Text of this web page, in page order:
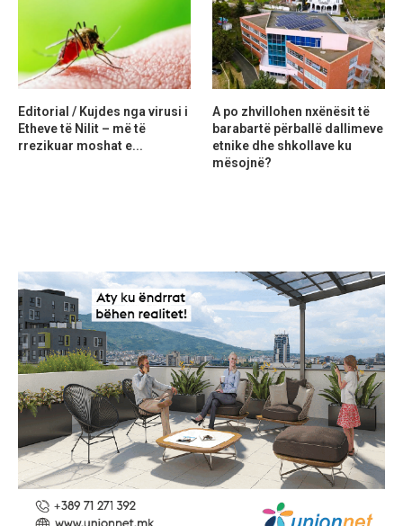
Editorial / Kujdes nga virusi i
Etheve të Nilit – më të
rrezikuar moshat e...
A po zhvillohen nxënësit të
barabartë përballë dallimeve
etnike dhe shkollave ku
mësojnë?